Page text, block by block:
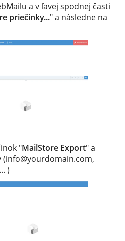
a v ľavej spodnej časti
priečinky..." a následne na
"MailStore Export" a
)